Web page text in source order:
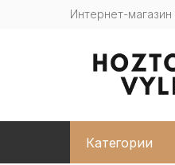
Интернет-
Категории